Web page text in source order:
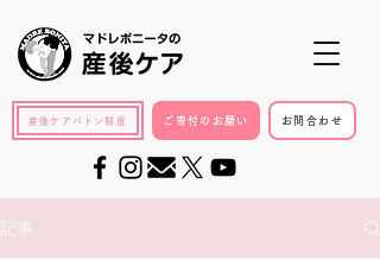
産後ケアバトン制度 ご寄付のお願い お問合わせ
記事